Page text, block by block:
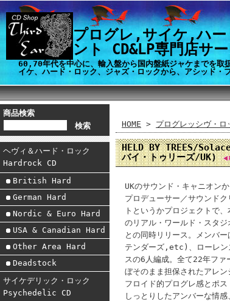
プログレ,サイケ,ハ
ント CD&LP専門店サ
60,70年代を中心に、輸入盤から国内盤紙ジャケまでを取
イケ、ハード・ロック、ジャズ・ロックから、アシッド・
商品検索
ヘヴィ＆ハード・ロック
Hardrock CD
British Hard
German Hard
Nordic & Euro Hard
USA & Canadian Hard
Other Area Hard
Deadstock
サイケデリック・ロック
Psychedelic CD
HOME > プログレッシヴ
HELD BY TREES/
バイ・トゥリーズ/UK)
UKのサウンド・キャニオン
プロデューサー／サウンド
トというかプロジェクトで
のリアル・ワールド・スタジ
との同時リリース。メンバ
テンダーズ,etc)、ローレン
スの6人編成。全て22年ファ
ぼそのまま担保されたアレ
フロイド的プログレ感とポ
しっとりしたアンバーな情